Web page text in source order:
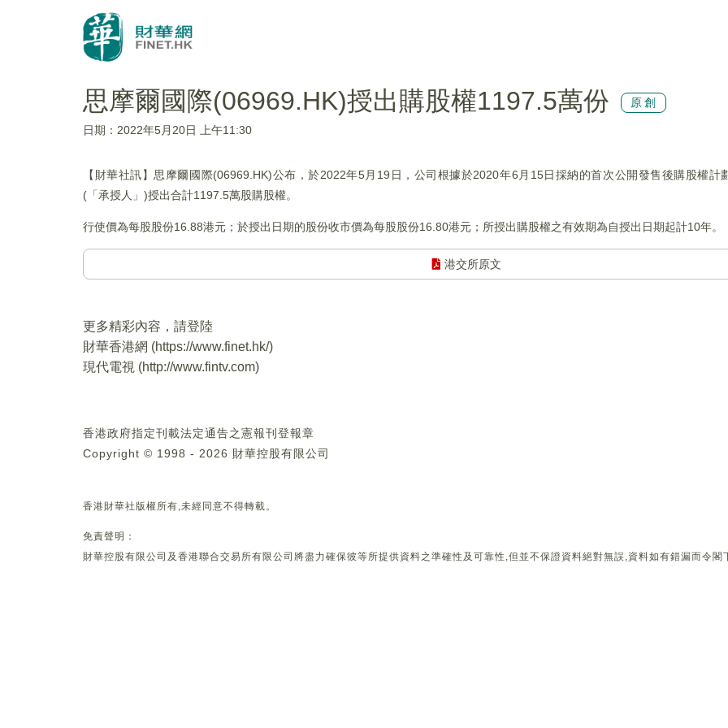
思摩爾國際(06969.HK)授出購股權1197.5萬份 原創
日期：2022年5月20日 上午11:30
【財華社訊】思摩爾國際(06969.HK)公布，於2022年5月19日，公司根據於2020年6月15日採納的首次公開發售後購股權計
(「承授人」)授出合計1197.5萬股購股權。
行使價為每股股份16.88港元；於授出日期的股份收市價為每股股份16.80港元；所授出購股權之有效期為自授出日期起計10年。
港交所原文
更多精彩內容，請登陸
財華香港網 (https://www.finet.hk/)
現代電視 (http://www.fintv.com)
香港政府指定刊載法定通告之憲報刊登報章
Copyright © 1998 - 2026 財華控股有限公司
香港財華社版權所有,未經同意不得轉載。
免責聲明：
財華控股有限公司及香港聯合交易所有限公司將盡力確保彼等所提供資料之準確性及可靠性,但並不保證資料絕對無誤,資料如有錯漏而令閣